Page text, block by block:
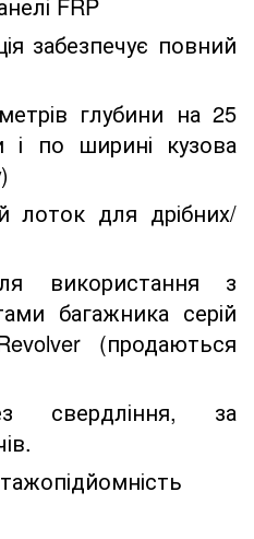
забезпечує повний
глубини на 25
і по ширині кузова
лоток для дрібних/
використання з
багажника серій
(продаються
свердління, за